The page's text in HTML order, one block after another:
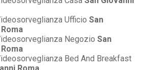
Ufficio San
Negozio San
Bed And Breakfast
Roma